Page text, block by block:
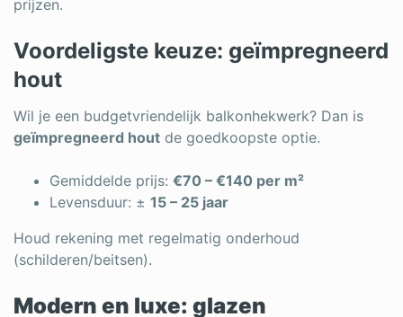
prijzen.
Voordeligste keuze: geïmpregneerd
hout
Wil je een budgetvriendelijk balkonhekwerk? Dan is
geïmpregneerd hout de goedkoopste optie.
Gemiddelde prijs: €70 – €140 per m²
Levensduur: ± 15 – 25 jaar
Houd rekening met regelmatig onderhoud
(schilderen/beitsen).
Modern en luxe: glazen